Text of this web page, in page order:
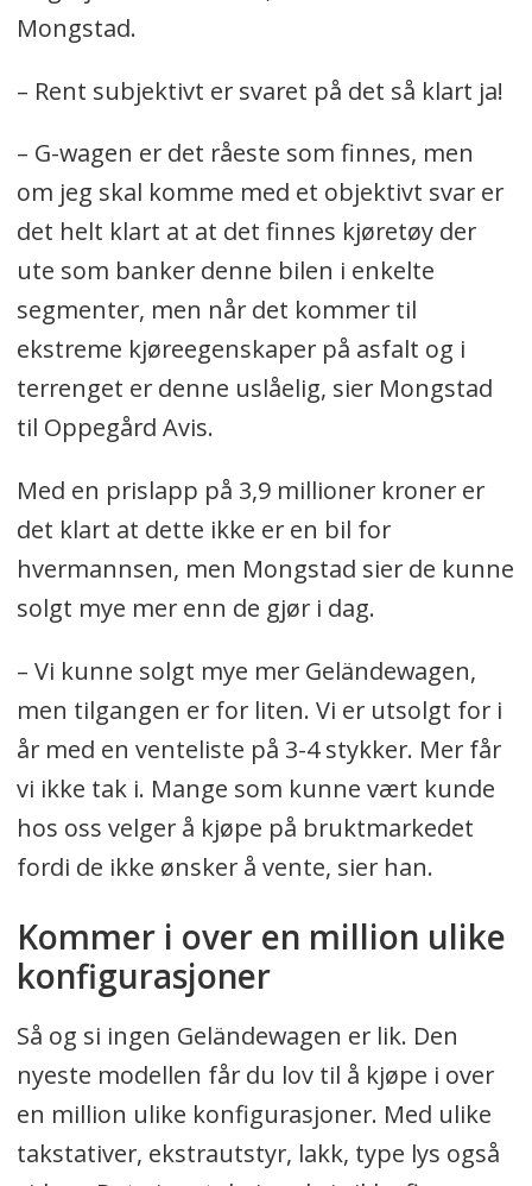
Mongstad.
– Rent subjektivt er svaret på det så klart ja!
– G-wagen er det råeste som finnes, men
om jeg skal komme med et objektivt svar er
det helt klart at at det finnes kjøretøy der
ute som banker denne bilen i enkelte
segmenter, men når det kommer til
ekstreme kjøreegenskaper på asfalt og i
terrenget er denne uslåelig, sier Mongstad
til Oppegård Avis.
Med en prislapp på 3,9 millioner kroner er
det klart at dette ikke er en bil for
hvermannsen, men Mongstad sier de kunne
solgt mye mer enn de gjør i dag.
– Vi kunne solgt mye mer Geländewagen,
men tilgangen er for liten. Vi er utsolgt for i
år med en venteliste på 3-4 stykker. Mer får
vi ikke tak i. Mange som kunne vært kunde
hos oss velger å kjøpe på bruktmarkedet
fordi de ikke ønsker å vente, sier han.
Kommer i over en million ulike
konfigurasjoner
Så og si ingen Geländewagen er lik. Den
nyeste modellen får du lov til å kjøpe i over
en million ulike konfigurasjoner. Med ulike
takstativer, ekstrautstyr, lakk, type lys også